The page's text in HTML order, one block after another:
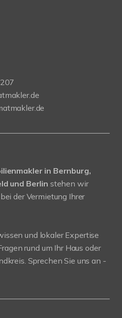
in Bernburg,
und Berlin stehen wir
der Vermietung Ihrer
und lokaler Expertise
rund um Ihr Haus oder
Sprechen Sie uns an -